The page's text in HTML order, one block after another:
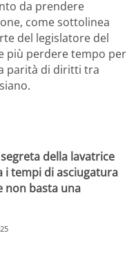
da prendere
come sottolinea
del legislatore del
più perdere tempo per
parità di diritti tra
della lavatrice
i tempi di asciugatura
non basta una